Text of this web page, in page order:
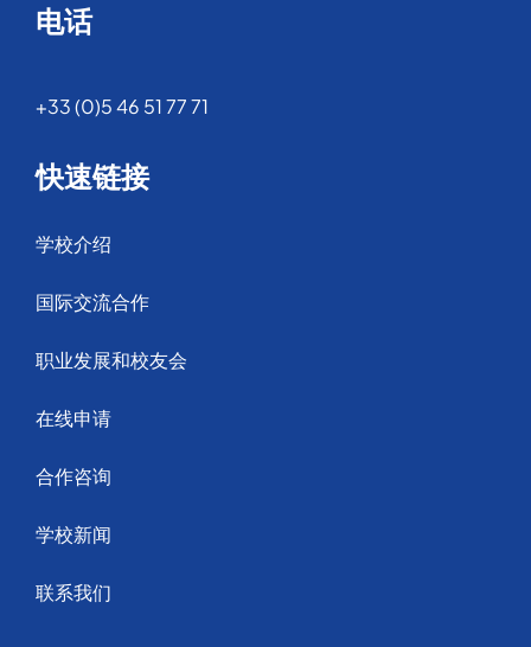
电话
+33 (0)5 46 51 77 71
快速链接
学校介绍
国际交流合作
职业发展和校友会
在线申请
合作咨询
学校新闻
联系我们